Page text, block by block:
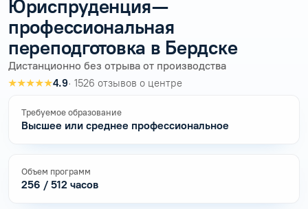
Юриспруденция —
профессиональная
переподготовка в Бердске
Дистанционно без отрыва от производства
★★★★★4.9· 1526 отзывов о центре
Требуемое образование
Высшее или среднее профессиональное
Объем программ
256 / 512 часов